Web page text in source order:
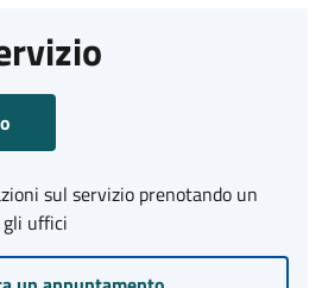
sul servizio prenotando un
uffici